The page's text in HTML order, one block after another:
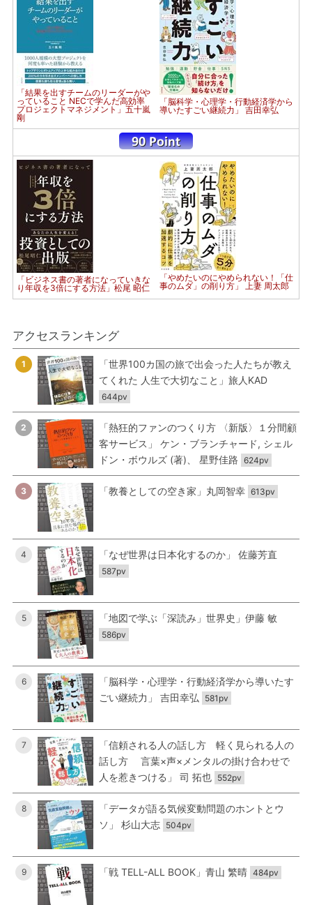
「結果を出すチームのリーダーがや
っていること NECで学んだ高効率
プロジェクトマネジメント」五十嵐
剛
「脳科学・心理学・行動経済学から
導いたすごい継続力」 吉田幸弘
「ビジネス書の著者になっていきな
り年収を3倍にする方法」松尾 昭仁
「やめたいのにやめられない！「仕
事のムダ」の削り方」 上妻 周太郎
アクセスランキング
1
「世界100カ国の旅で出会った人たちが教え
てくれた 人生で大切なこと」旅人KAD
644pv
2
「熱狂的ファンのつくり方 〈新版〉１分間顧
客サービス」 ケン・ブランチャード, シェル
ドン・ボウルズ (著)、 星野佳路 624pv
3 「教養としての空き家」丸岡智幸 613pv
4 「なぜ世界は日本化するのか」 佐藤芳直
587pv
5 「地図で学ぶ「深読み」世界史」伊藤 敏
586pv
6
「脳科学・心理学・行動経済学から導いたす
ごい継続力」 吉田幸弘
581pv
7
「信頼される人の話し方 軽く見られる人の
話し方 言葉×声×メンタルの掛け合わせで
人を惹きつける」 司 拓也 552pv
8
「データが語る気候変動問題のホントとウ
ソ」 杉山大志 504pv
9 「戦 TELL-ALL BOOK」青山 繁晴 484pv